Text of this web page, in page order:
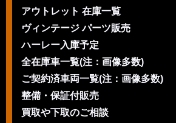
アウトレット 在庫一覧
ヴィンテージ パーツ販売
ハーレー入庫予定
全在庫車一覧(注：画像多数)
ご契約済車両一覧(注：画像多数)
整備・保証付販売
買取や下取のご相談